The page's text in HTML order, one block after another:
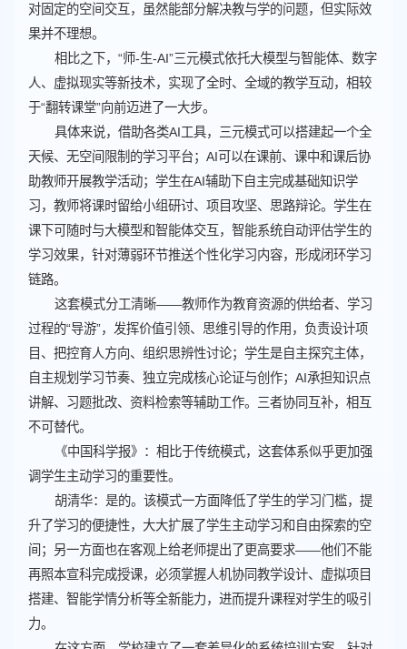
对固定的空间交互，虽然能部分解决教与学的问题，但实际效
果并不理想。
相比之下，“师-生-AI”三元模式依托大模型与智能体、数字
人、虚拟现实等新技术，实现了全时、全域的教学互动，相较
于“翻转课堂”向前迈进了一大步。
具体来说，借助各类AI工具，三元模式可以搭建起一个全
天候、无空间限制的学习平台；AI可以在课前、课中和课后协
助教师开展教学活动；学生在AI辅助下自主完成基础知识学
习，教师将课时留给小组研讨、项目攻坚、思路辩论。学生在
课下可随时与大模型和智能体交互，智能系统自动评估学生的
学习效果，针对薄弱环节推送个性化学习内容，形成闭环学习
链路。
这套模式分工清晰——教师作为教育资源的供给者、学习
过程的“导游”，发挥价值引领、思维引导的作用，负责设计项
目、把控育人方向、组织思辨性讨论；学生是自主探究主体，
自主规划学习节奏、独立完成核心论证与创作；AI承担知识点
讲解、习题批改、资料检索等辅助工作。三者协同互补，相互
不可替代。
《中国科学报》：相比于传统模式，这套体系似乎更加强
调学生主动学习的重要性。
胡清华：是的。该模式一方面降低了学生的学习门槛，提
升了学习的便捷性，大大扩展了学生主动学习和自由探索的空
间；另一方面也在客观上给老师提出了更高要求——他们不能
再照本宣科完成授课，必须掌握人机协同教学设计、虚拟项目
搭建、智能学情分析等全新能力，进而提升课程对学生的吸引
力。